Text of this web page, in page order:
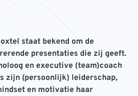
staat bekend om de
presentaties die zij geeft.
en executive (team)coach
zijn (persoonlijk) leiderschap,
en motivatie haar